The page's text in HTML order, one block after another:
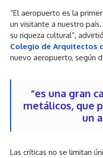
“El aeropuerto es la
un visitante a nuestro
su riqueza cultural”,
Colegio de Arquitectos
nuevo aeropuerto, según
“es una gran
metálicos, que
un
Las críticas no se limitan